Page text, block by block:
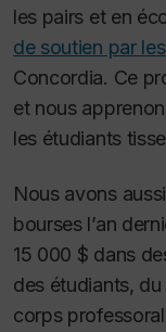
les pairs et en
de soutien par
Concordia. Ce
et nous
les étudiants
Nous avons
bourses l’an
15 000 $ dans
des étudiants,
corps